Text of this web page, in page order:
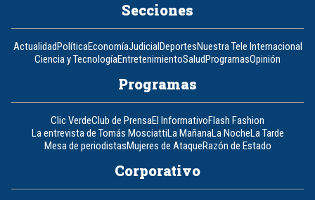
Secciones
ActualidadPolíticaEconomíaJudicialDeportesNuestra Tele Internacional
Ciencia y TecnologíaEntretenimientoSaludProgramasOpinión
Programas
Clic VerdeClub de PrensaEl InformativoFlash Fashion
La entrevista de Tomás MosciattiLa MañanaLa NocheLa Tarde
Mesa de periodistasMujeres de AtaqueRazón de Estado
Corporativo